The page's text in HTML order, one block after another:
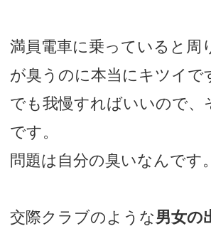
満員電車に乗っていると周
が臭うのに本当にキツイで
でも我慢すればいいので、
です。
問題は自分の臭いなんです。
交際クラブのような男女の